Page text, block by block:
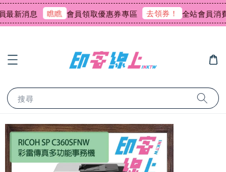
消息 瞧瞧 會員領取優惠券專區 去領券！ 全站會員消費回
搜尋